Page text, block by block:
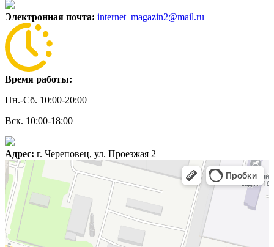
Электронная почта: internet_magazin2@mail.ru
Время работы:
Пн.-Сб. 10:00-20:00
Вск. 10:00-18:00
Адрес: г. Череповец, ул. Проезжая 2